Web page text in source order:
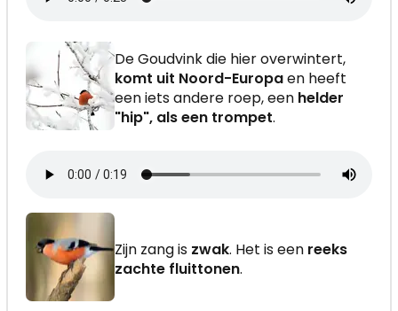
De Goudvink die hier overwintert,
komt uit Noord-Europaen heeft
een iets andere roep, een helder
"hip", als een trompet.
Zijn zang is zwak. Het is een reeks
zachte fluittonen.